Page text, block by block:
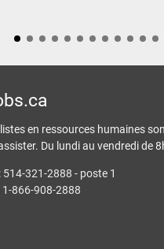
en ressources humaines
Du lundi au vendredi de
514-321-2888 - poste 1
1-866-908-2888